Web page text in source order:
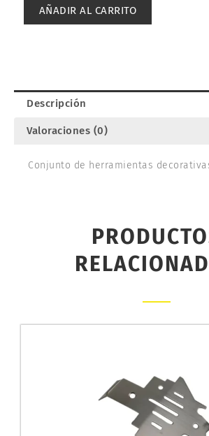
AÑADIR AL CARRITO
Descripción
Valoraciones (0)
Conjunto de herramientas